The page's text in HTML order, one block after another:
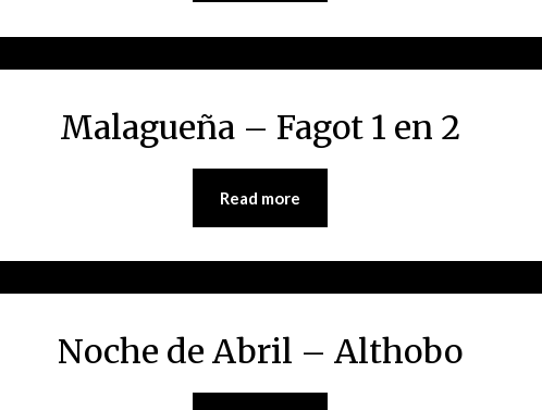
Malagueña – Fagot 1 en 2
Read more
Noche de Abril – Althobo